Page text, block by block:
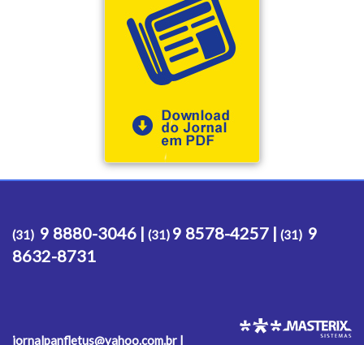
(31) 9 8880-3046 | (31) 9 8578-4257 | (31) 9
8632-8731
jornalpanfletus@yahoo.com.br |